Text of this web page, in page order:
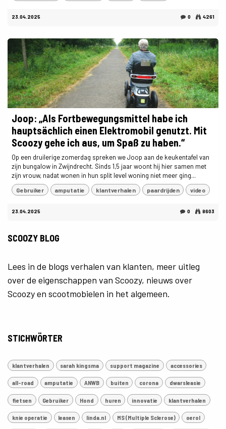
23.04.2025 0 4261
Joop: „Als Fortbewegungsmittel habe ich
hauptsächlich einen Elektromobil genutzt. Mit
Scoozy gehe ich aus, um Spaß zu haben.“
Op een druilerige zomerdag spreken we Joop aan de keukentafel van
zijn bungalow in Zwijndrecht. Sinds 1,5 jaar woont hij hier samen met
zijn vrouw, nadat wonen in hun split level woning niet meer ging...
Gebruiker amputatie klantverhalen paardrijden video
23.04.2025 0 8603
SCOOZY BLOG
Lees in de blogs verhalen van klanten, meer uitleg
over de eigenschappen van Scoozy, nieuws over
Scoozy en scootmobielen in het algemeen.
STICHWÖRTER
klantverhalen sarah kingsma support magazine accessories
all-road amputatie ANWB buiten corona dwarsleasie
fietsen Gebruiker Hond huren innovatie klantverhalen
knie operatie leasen linda.nl MS (Multiple Sclerose) oerol